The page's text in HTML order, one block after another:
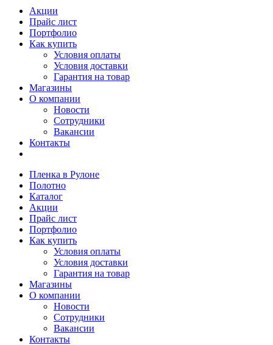
Акции
Прайс лист
Портфолио
Как купить
Условия оплаты
Условия доставки
Гарантия на товар
Магазины
О компании
Новости
Сотрудники
Вакансии
Контакты
Пленка в Рулоне
Полотно
Каталог
Акции
Прайс лист
Портфолио
Как купить
Условия оплаты
Условия доставки
Гарантия на товар
Магазины
О компании
Новости
Сотрудники
Вакансии
Контакты